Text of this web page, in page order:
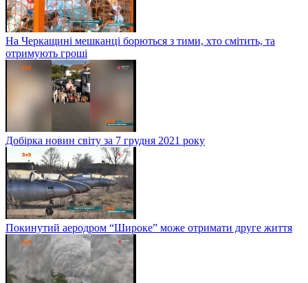
На Черкащині мешканці борються з тими, хто смітить, та
отримують гроші
Добірка новин світу за 7 грудня 2021 року
Покинутий аеродром “Широке” може отримати друге життя